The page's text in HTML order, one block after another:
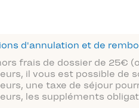
d'annulation et de
frais de dossier de 25€
il vous est possible de
une taxe de séjour
les suppléments